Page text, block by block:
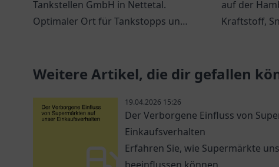
Tankstellen GmbH in Nettetal.
Optimaler Ort für Tankstopps und
auf der
Kraftstoff,
Weitere Artikel, die dir gefallen
19.04.2026 15:26
Der Verborgene Einfluss von
Einkaufsverhalten
Erfahren Sie, wie Supermärkte